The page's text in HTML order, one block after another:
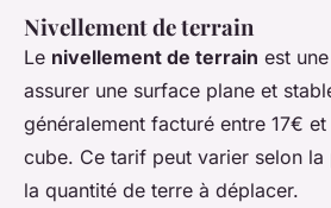
Nivellement de terrain
Le nivellement de terrain est
assurer une surface plane et
généralement facturé entre 17€
cube. Ce tarif peut varier selon la
la quantité de terre à déplacer.